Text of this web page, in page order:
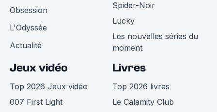
Obsession
L'Odyssée
Actualité
Spider-Noir
Lucky
Les nouvelles séries du
moment
Jeux vidéo
Top 2026 Jeux vidéo
007 First Light
Livres
Top 2026 livres
Le Calamity Club